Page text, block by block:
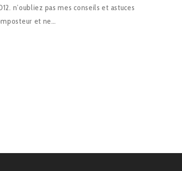
n’oubliez pas mes conseils et astuces
et ne…